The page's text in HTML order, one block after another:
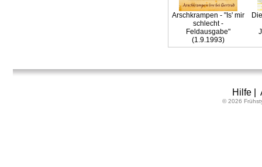
Arschkrampen - "Is' mir
schlecht -
Feldausgabe"
(1.9.1993)
Hilfe|
© 2026